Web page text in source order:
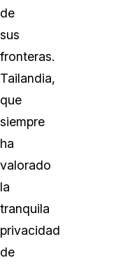
de
sus
fronteras.
Tailandia,
que
siempre
ha
valorado
la
tranquila
privacidad
de